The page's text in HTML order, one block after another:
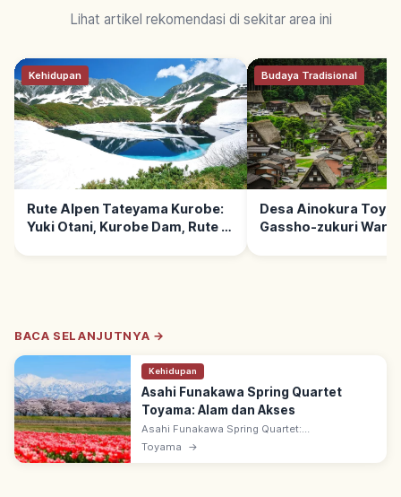
Lihat artikel rekomendasi di sekitar area ini
Kehidupan
Rute Alpen Tateyama Kurobe:
Yuki Otani, Kurobe Dam, Rute &
Budaya Tradisional
Desa Ainokura
Gassho-zukuri
BACA SELANJUTNYA →
Kehidupan
Asahi Funakawa Spring Quartet
Toyama: Alam dan Akses
Asahi Funakawa Spring Quartet:
pemandangan semi di Asahi, Toyama timur—
sakura, nanohana, tulip & Alpen Utara bersalju
Toyama →